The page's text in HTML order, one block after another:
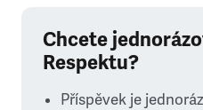
Chcete
Respektu?
Příspěvek je